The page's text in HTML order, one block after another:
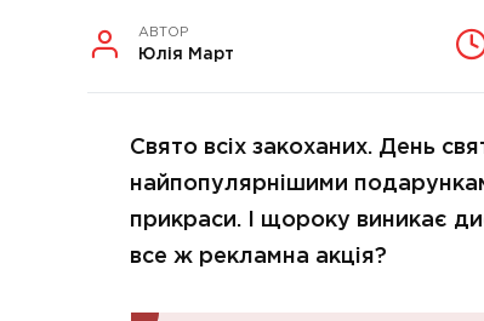
АВТОР
Юлія Март
Свято всіх закоханих. День
найпопулярнішими
прикраси. І щороку виникає
все ж рекламна акція?